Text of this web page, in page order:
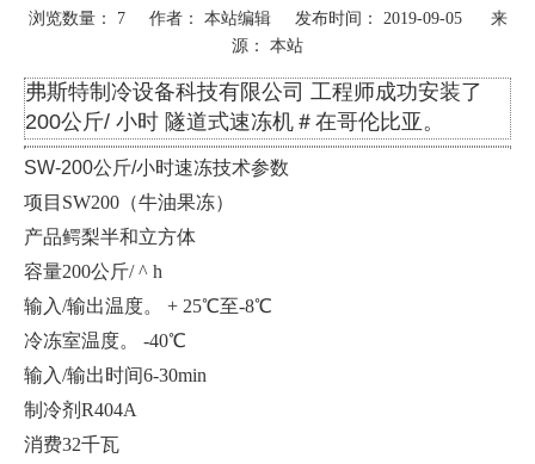
浏览数量： 7作者： 本站编辑 发布时间： 2019-09-05 来
源： 本站
弗斯特制冷设备科技有限公司 工程师成功安装了
200公斤/ 小时 隧道式速冻机＃在哥伦比亚。
SW-200公斤/小时速冻技术参数
项目SW200（牛油果冻）
产品鳄梨半和立方体
容量200公斤/ ^ h
输入/输出温度。 + 25℃至-8℃
冷冻室温度。 -40℃
输入/输出时间6-30min
制冷剂R404A
消费32千瓦